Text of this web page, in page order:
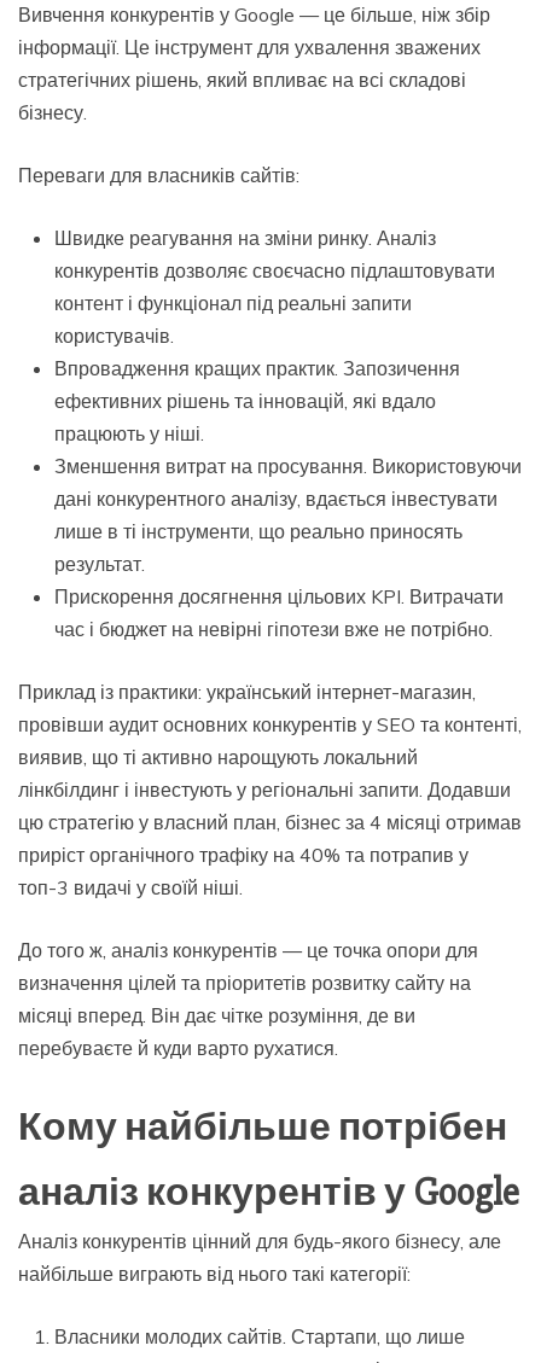
Вивчення конкурентів у Google — це більше, ніж збір
інформації. Це інструмент для ухвалення зважених
стратегічних рішень, який впливає на всі складові
бізнесу.
Переваги для власників сайтів:
Швидке реагування на зміни ринку. Аналіз
конкурентів дозволяє своєчасно підлаштовувати
контент і функціонал під реальні запити
користувачів.
Впровадження кращих практик. Запозичення
ефективних рішень та інновацій, які вдало
працюють у ніші.
Зменшення витрат на просування. Використовуючи
дані конкурентного аналізу, вдається інвестувати
лише в ті інструменти, що реально приносять
результат.
Прискорення досягнення цільових KPI. Витрачати
час і бюджет на невірні гіпотези вже не потрібно.
Приклад із практики: український інтернет-магазин,
провівши аудит основних конкурентів у SEO та контенті,
виявив, що ті активно нарощують локальний
лінкбілдинг і інвестують у регіональні запити. Додавши
цю стратегію у власний план, бізнес за 4 місяці отримав
приріст органічного трафіку на 40% та потрапив у
топ-3 видачі у своїй ніші.
До того ж, аналіз конкурентів — це точка опори для
визначення цілей та пріоритетів розвитку сайту на
місяці вперед. Він дає чітке розуміння, де ви
перебуваєте й куди варто рухатися.
Кому найбільше потрібен
аналіз конкурентів у Google
Аналіз конкурентів цінний для будь-якого бізнесу, але
найбільше виграють від нього такі категорії:
Власники молодих сайтів. Стартапи, що лише